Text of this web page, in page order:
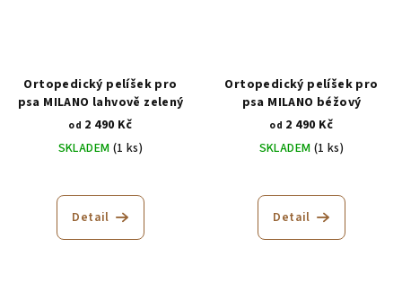
Ortopedický pelíšek pro
psa MILANO lahvově zelený
od 2 490 Kč
SKLADEM (1 ks)
hodnocení
produktu
Detail
Ortopedický pelíšek pro
psa MILANO béžový
od 2 490 Kč
SKLADEM (1 ks)
hodnocení
produktu
Detail